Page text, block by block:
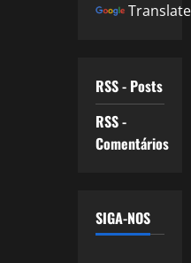
Translate
RSS - Posts
RSS -
Comentários
SIGA-NOS